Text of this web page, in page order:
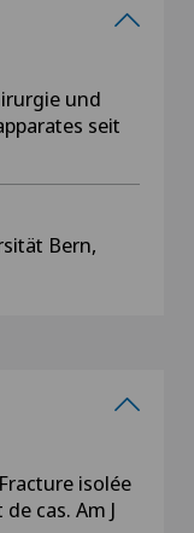
und
seit
Bern,
isolée
cas. Am J